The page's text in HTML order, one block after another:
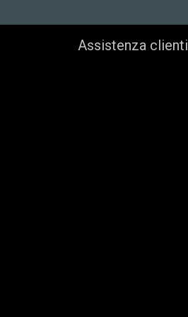
Assistenza clienti